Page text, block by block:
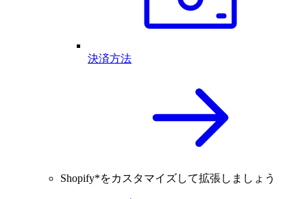
決済方法
Shopify*をカスタマイズして拡張しましょう